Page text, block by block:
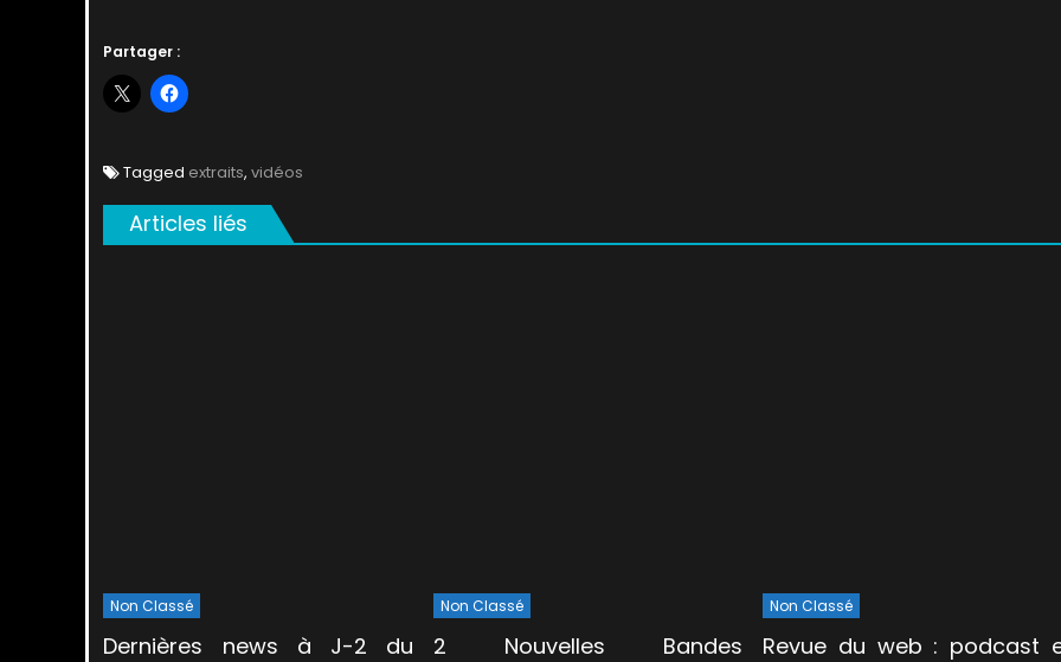
Partager :
Tagged extraits, vidéos
Articles liés
Non Classé
Dernières news à J-2 du
Non Classé
2 Nouvelles Bandes
Non Classé
Revue du web : podcast